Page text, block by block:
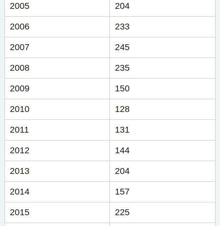
2005 204
2006 233
2007 245
2008 235
2009 150
2010 128
2011 131
2012 144
2013 204
2014 157
2015 225